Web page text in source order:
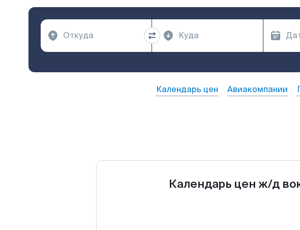
Календарь цен Авиакомпании
Календарь цен ж/д